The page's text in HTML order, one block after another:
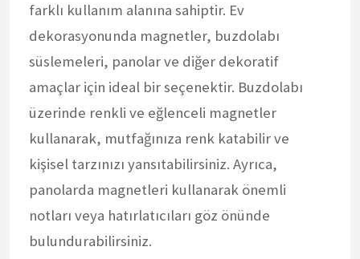
farklı kullanım alanına sahiptir. Ev
dekorasyonunda magnetler, buzdolabı
süslemeleri, panolar ve diğer dekoratif
amaçlar için ideal bir seçenektir. Buzdolabı
üzerinde renkli ve eğlenceli magnetler
kullanarak, mutfağınıza renk katabilir ve
kişisel tarzınızı yansıtabilirsiniz. Ayrıca,
panolarda magnetleri kullanarak önemli
notları veya hatırlatıcıları göz önünde
bulundurabilirsiniz.